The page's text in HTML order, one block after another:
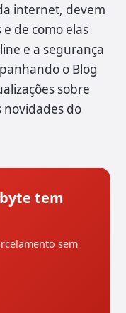
internet, devem
de como elas
e a segurança
o Blog
sobre
do
tem
sem